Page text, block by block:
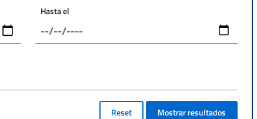
Hasta el
Reset Mostrar resultados